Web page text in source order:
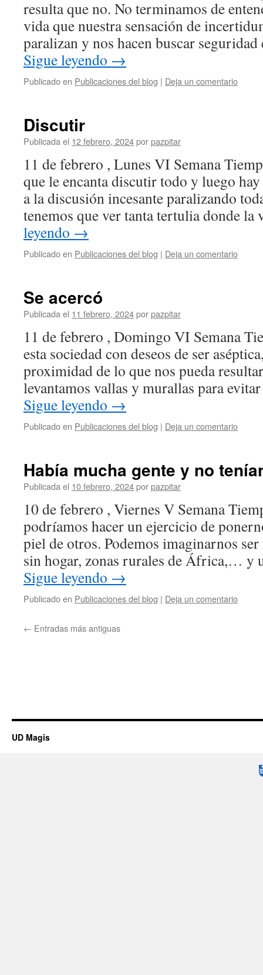
resulta que no. No terminamos de
vida que nuestra sensación de
paralizan y nos hacen buscar
Sigue leyendo →
Publicado en Publicaciones del blog | Deja un comentario
Discutir
Publicada el 12 febrero, 2024porpazpitar
11 de febrero , Lunes VI Semana
que le encanta discutir todo y luego
a la discusión incesante paralizando
tenemos que ver tanta tertulia donde
leyendo →
Publicado en Publicaciones del blog | Deja un comentario
Se acercó
Publicada el 11 febrero, 2024porpazpitar
11 de febrero , Domingo VI Semana
esta sociedad con deseos de ser
proximidad de lo que nos pueda
levantamos vallas y murallas para
Sigue leyendo →
Publicado en Publicaciones del blog | Deja un comentario
Había mucha gente y no
Publicada el 10 febrero, 2024porpazpitar
10 de febrero , Viernes V Semana
podríamos hacer un ejercicio de
piel de otros. Podemos imaginarnos
sin hogar, zonas rurales de África,… y
Sigue leyendo →
Publicado en Publicaciones del blog | Deja un comentario
← Entradas más antiguas
UD Magis